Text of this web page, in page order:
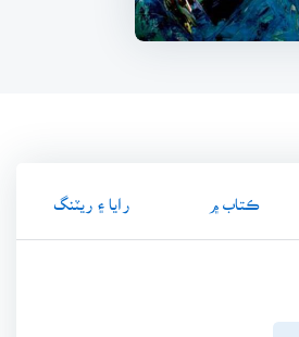
ڪتاب ۾ رايا ۽ ريٽنگ